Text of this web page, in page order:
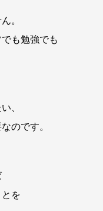
。
も勉強でも
、
のです。
を